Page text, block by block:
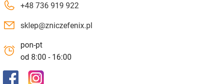
+48 736 919 922
sklep@zniczefenix.pl
pon-pt
od 8:00 - 16:00